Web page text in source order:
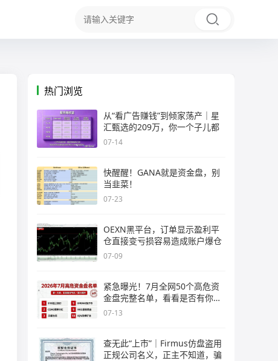
热门浏览
从“看广告赚钱”到倾家荡产｜星
汇甄选的209万，你一个子儿都
07-14
快醒醒！GANA就是资金盘，别
当韭菜！
07-23
OEXN黑平台，订单显示盈利平
仓直接变亏损容易造成账户爆仓
07-09
紧急曝光！7月全网50个高危资
金盘完整名单，看看是否有你正
在
07-13
查无此“上市”｜Firmus仿盘盗用
正规公司名义，正主不知道，骗